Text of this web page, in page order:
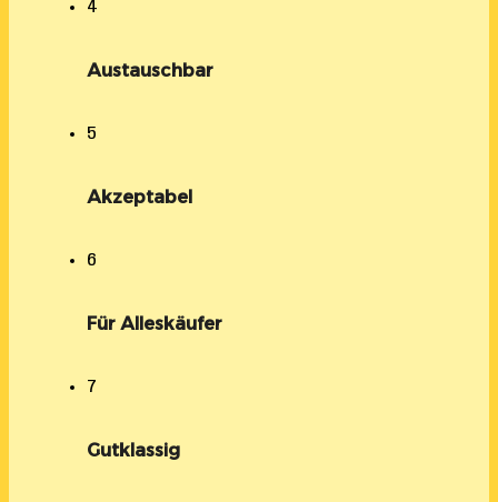
4
Austauschbar
5
Akzeptabel
6
Für Alleskäufer
7
Gutklassig